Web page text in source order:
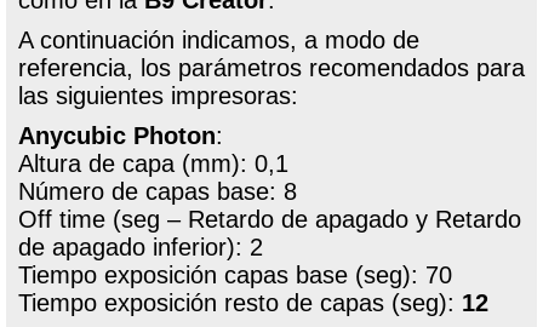
A continuación indicamos, a modo de
referencia, los parámetros recomendados para
las siguientes impresoras:
Anycubic Photon:
Altura de capa (mm): 0,1
Número de capas base: 8
Off time (seg – Retardo de apagado y Retardo
de apagado inferior): 2
Tiempo exposición capas base (seg): 70
Tiempo exposición resto de capas (seg): 12